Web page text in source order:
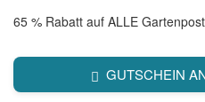
65 % Rabatt auf ALLE
GUTSCHEIN